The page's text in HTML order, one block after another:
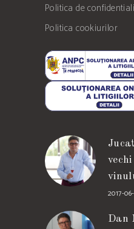
Politica de
Politica cookiurilor
2017-
Dan